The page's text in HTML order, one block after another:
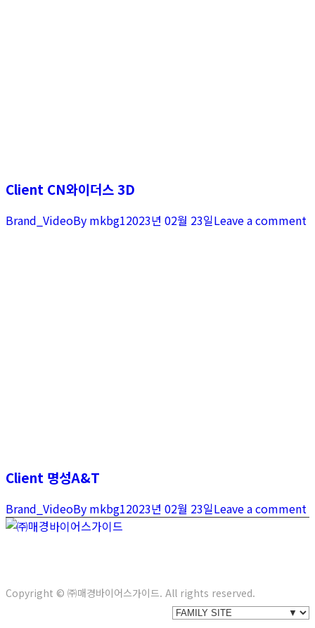
Client CN와이더스 3D
Brand_VideoBy mkbg12023년 02월 23일Leave a comment
Client 명성A&T
Brand_VideoBy mkbg12023년 02월 23일Leave a comment
Copyright © ㈜매경바이어스가이드. All rights reserved.